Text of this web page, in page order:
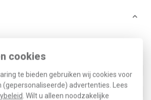
cookies
te bieden gebruiken wij cookies voor
(gepersonaliseerde) advertenties. Lees
. Wilt u alleen noodzakelijke
Waarde
Overig
Koppeling/verbinder flexibel
0,14 Vierkante millimeter (mm²)